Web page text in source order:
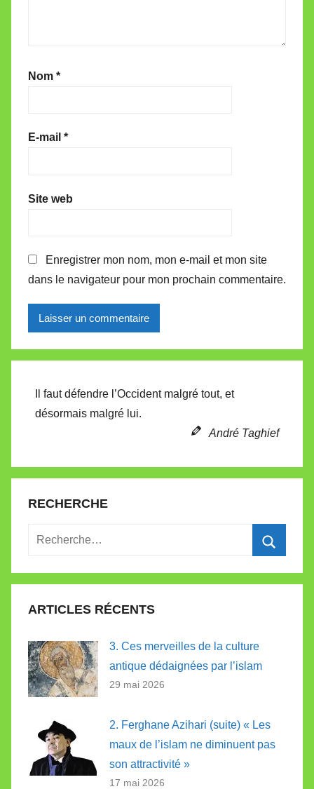
Nom *
E-mail *
Site web
Enregistrer mon nom, mon e-mail et mon site
dans le navigateur pour mon prochain commentaire.
Il faut défendre l’Occident malgré tout, et
désormais malgré lui.
André Taghief
RECHERCHE
Recherche
:
ARTICLES RÉCENTS
3. Ces merveilles de la culture
antique dédaignées par l’islam
29 mai 2026
2. Ferghane Azihari (suite) « Les
maux de l’islam ne diminuent pas
son attractivité »
17 mai 2026